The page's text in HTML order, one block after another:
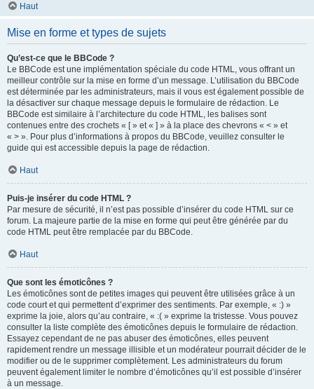
Haut
Mise en forme et types de sujets
Qu’est-ce que le BBCode ?
Le BBCode est une implémentation spéciale du code HTML, vous offrant un
meilleur contrôle sur la mise en forme d’un message. L’utilisation du BBCode
est déterminée par les administrateurs, mais il vous est également possible de
la désactiver sur chaque message depuis le formulaire de rédaction. Le
BBCode est similaire à l’architecture du code HTML, les balises sont
contenues entre des crochets « [ » et « ] » à la place des chevrons « < » et
« > ». Pour plus d’informations à propos du BBCode, veuillez consulter le
guide qui est accessible depuis la page de rédaction.
Haut
Puis-je insérer du code HTML ?
Par mesure de sécurité, il n’est pas possible d’insérer du code HTML sur ce
forum. La majeure partie de la mise en forme qui peut être générée par du
code HTML peut être remplacée par du BBCode.
Haut
Que sont les émoticônes ?
Les émoticônes sont de petites images qui peuvent être utilisées grâce à un
code court et qui permettent d’exprimer des sentiments. Par exemple, « :) »
exprime la joie, alors qu’au contraire, « :( » exprime la tristesse. Vous pouvez
consulter la liste complète des émoticônes depuis le formulaire de rédaction.
Essayez cependant de ne pas abuser des émoticônes, elles peuvent
rapidement rendre un message illisible et un modérateur pourrait décider de le
modifier ou de le supprimer complètement. Les administrateurs du forum
peuvent également limiter le nombre d’émoticônes qu’il est possible d’insérer
à un message.